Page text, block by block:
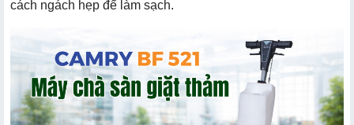
cách ngách hẹp để làm sạch.